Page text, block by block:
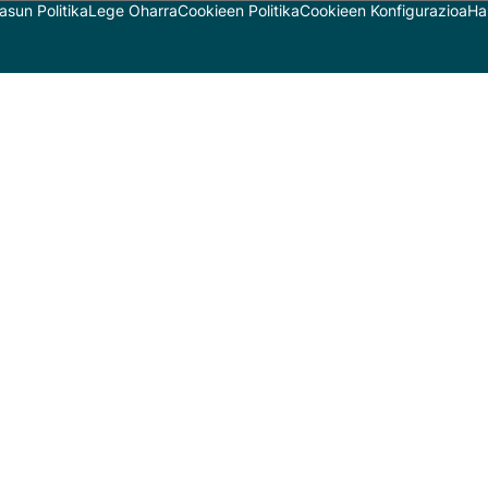
PolitikaLege OharraCookieen PolitikaCookieen Konfigurazioa